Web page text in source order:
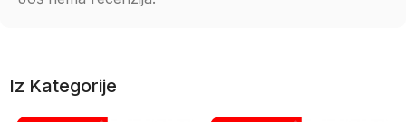
Iz Kategorije